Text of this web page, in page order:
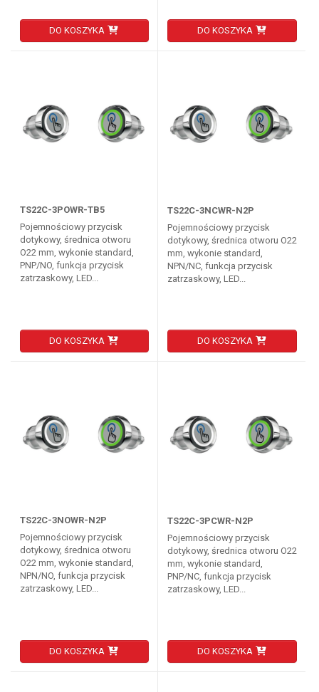
DO KOSZYKA DO KOSZYKA
TS22C-3POWR-TB5
Pojemnościowy przycisk
dotykowy, średnica otworu
O22 mm, wykonie standard,
PNP/NO, funkcja przycisk
zatrzaskowy, LED...
DO KOSZYKA
TS22C-3NCWR-N2P
Pojemnościowy przycisk
dotykowy, średnica otworu O22
mm, wykonie standard,
NPN/NC, funkcja przycisk
zatrzaskowy, LED...
DO KOSZYKA
TS22C-3NOWR-N2P
Pojemnościowy przycisk
dotykowy, średnica otworu
O22 mm, wykonie standard,
NPN/NO, funkcja przycisk
zatrzaskowy, LED...
DO KOSZYKA
TS22C-3PCWR-N2P
Pojemnościowy przycisk
dotykowy, średnica otworu O22
mm, wykonie standard,
PNP/NC, funkcja przycisk
zatrzaskowy, LED...
DO KOSZYKA